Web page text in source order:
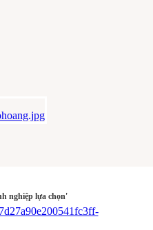
nghiệp lựa chọn'